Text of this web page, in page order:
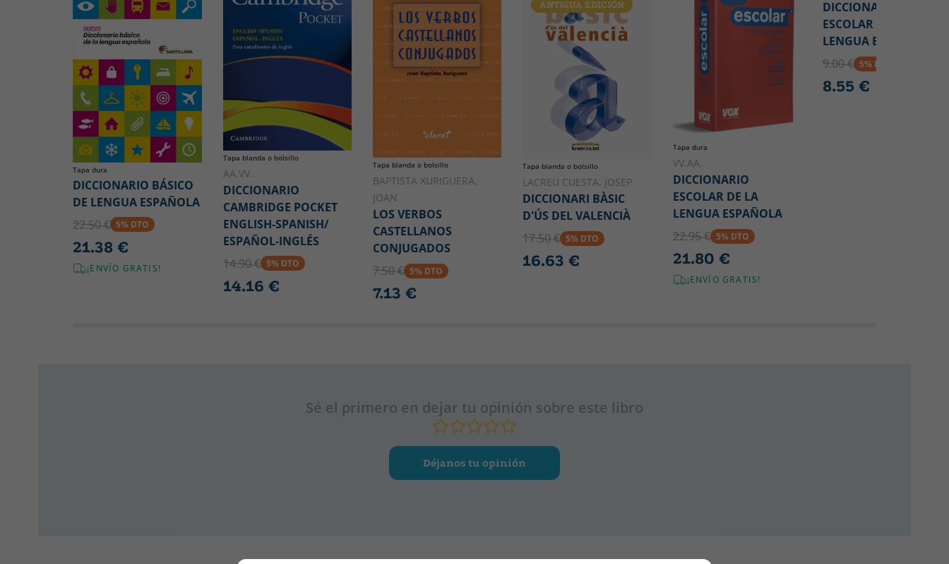
Tapa dura
DICCIONARIO BÁSICO
DE LENGUA ESPAÑOLA
22.50 € 5% DTO
21.38 €
¡ENVÍO GRATIS!
Tapa blanda o bolsillo
AA.VV.
DICCIONARIO
CAMBRIDGE POCKET
ENGLISH-SPANISH/
ESPAÑOL-INGLÉS
14.90 € 5% DTO
14.16 €
Tapa blanda o bolsillo
BAPTISTA XURIGUERA,
JOAN
LOS VERBOS
CASTELLANOS
CONJUGADOS
7.50 € 5% DTO
7.13 €
ANTIGUA EDICIÓN
Tapa blanda o bolsillo
LACREU CUESTA, JOSEP
DICCIONARI BÀSIC
D'ÚS DEL VALENCIÀ
17.50 € 5% DTO
16.63 €
Tapa dura
VV.AA.
DICCIONARIO
ESCOLAR DE LA
LENGUA ESPAÑOLA
22.95 € 5% DTO
21.80 €
¡ENVÍO GRATIS!
DICCIONARIO
ESCOLAR LUX DE LA
LENGUA ESPAÑOLA
9.00 € 5% DTO
8.55 €
Sé el primero en dejar tu opinión sobre este libro
Déjanos tu opinión